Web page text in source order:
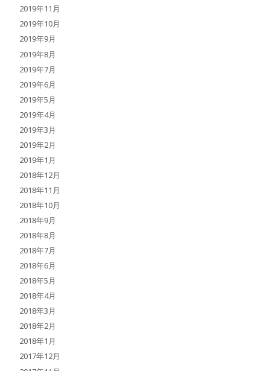
2019年11月
2019年10月
2019年9月
2019年8月
2019年7月
2019年6月
2019年5月
2019年4月
2019年3月
2019年2月
2019年1月
2018年12月
2018年11月
2018年10月
2018年9月
2018年8月
2018年7月
2018年6月
2018年5月
2018年4月
2018年3月
2018年2月
2018年1月
2017年12月